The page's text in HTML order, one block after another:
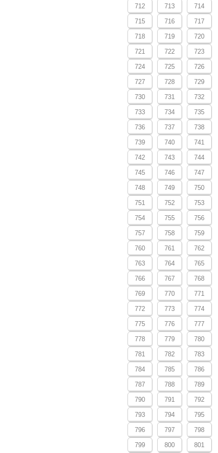
712 713 714
715 716 717
718 719 720
721 722 723
724 725 726
727 728 729
730 731 732
733 734 735
736 737 738
739 740 741
742 743 744
745 746 747
748 749 750
751 752 753
754 755 756
757 758 759
760 761 762
763 764 765
766 767 768
769 770 771
772 773 774
775 776 777
778 779 780
781 782 783
784 785 786
787 788 789
790 791 792
793 794 795
796 797 798
799 800 801